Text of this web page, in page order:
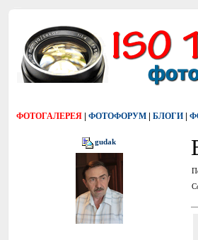
ФОТОГАЛЕРЕЯ | ФОТОФОРУМ | БЛОГИ |
gudak